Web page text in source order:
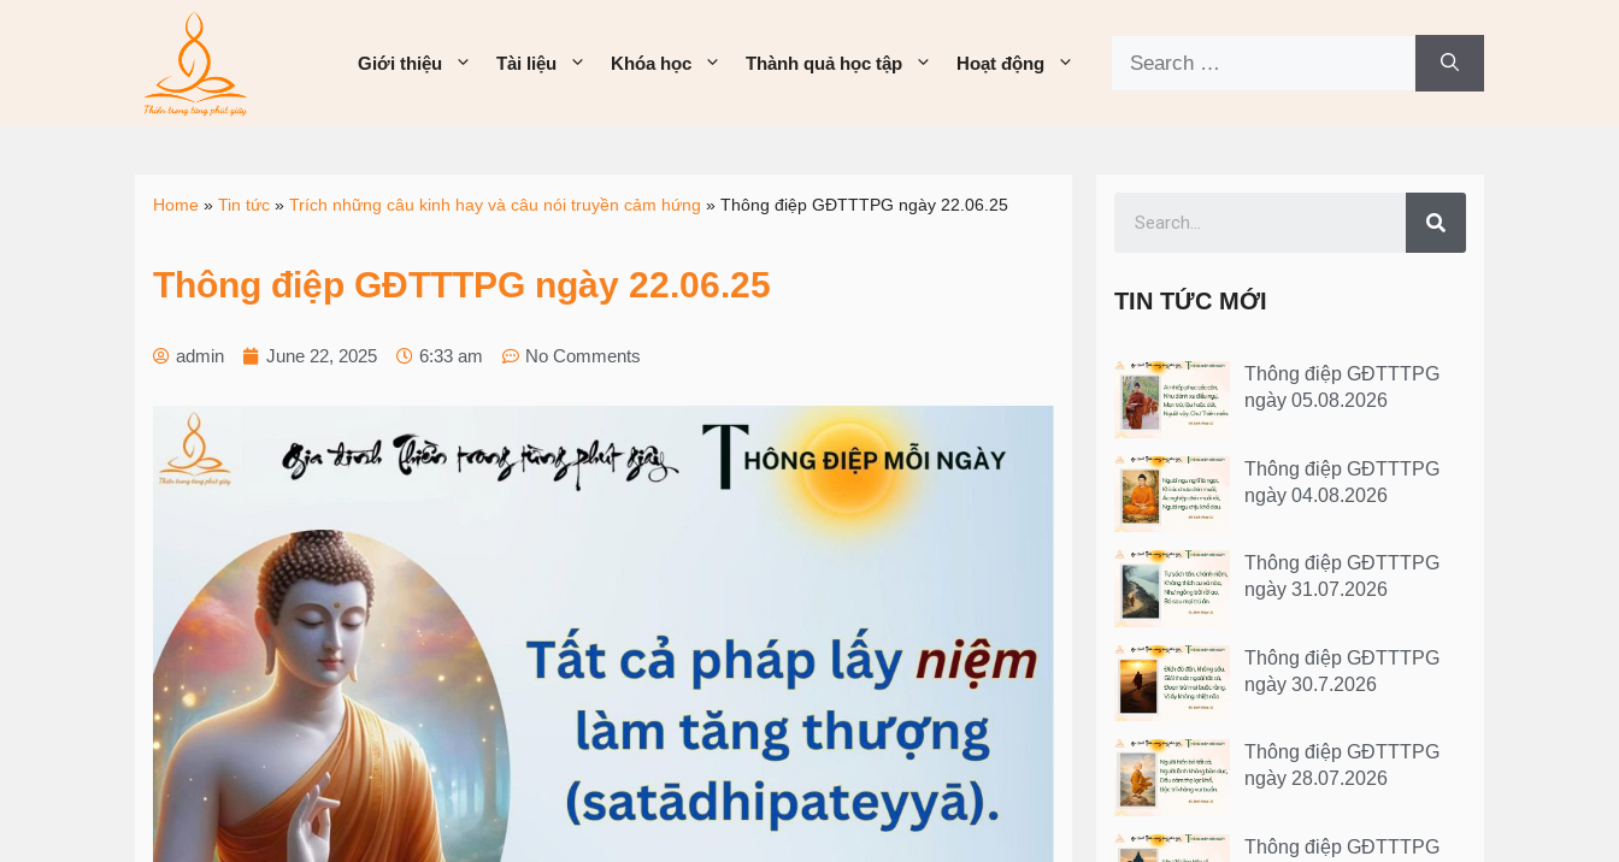
Giới thiệu Tài liệu Khóa học Thành quả học tập Hoạt động
Home » Tin tức » Trích những câu kinh hay và câu nói truyền cảm hứng » Thông điệp GĐTTTPG ngày 22.06.25
Thông điệp GĐTTTPG ngày 22.06.25
admin June 22, 2025 6:33 am No Comments
TIN TỨC MỚI
Thông điệp GĐTTTPG
ngày 05.08.2026
Thông điệp GĐTTTPG
ngày 04.08.2026
Thông điệp GĐTTTPG
ngày 31.07.2026
Thông điệp GĐTTTPG
ngày 30.7.2026
Thông điệp GĐTTTPG
ngày 28.07.2026
Thông điệp GĐTTTPG